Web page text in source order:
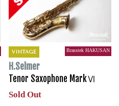
VINTAGE Brasstek HAKUSAN
H.Selmer
Tenor Saxophone MarkⅥ
Sold Out